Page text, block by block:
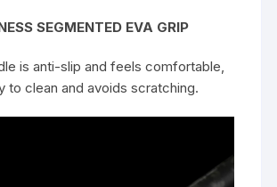
SEGMENTED EVA GRIP
is anti-slip and feels comfortable,
to clean and avoids scratching.